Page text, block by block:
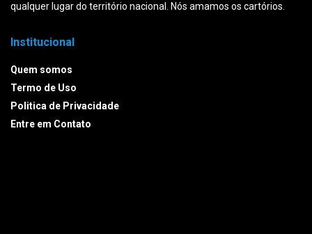
qualquer lugar do território nacional. Nós amamos os cartórios.
Institucional
Quem somos
Termo de Uso
Politica de Privacidade
Entre em Contato